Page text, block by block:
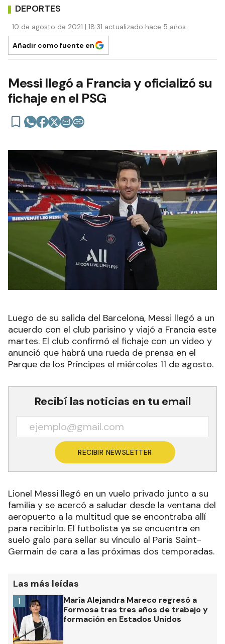
DEPORTES
10 de agosto de 2021 | 18:31 actualizado hace 5 años
Añadir como fuente en
Messi llegó a Francia y oficializó su
fichaje en el PSG
Luego de su salida del Barcelona, Messi llegó a un
acuerdo con el club parisino y viajó a Francia este
martes. El club confirmó el fichaje con un video y
anunció que habrá una rueda de prensa en el
Parque de los Príncipes el miércoles 11 de agosto.
Recibí las noticias en tu email
RECIBIR NEWSLETTER
Lionel Messi llegó en un vuelo privado junto a su
familia y se acercó a saludar desde la ventana del
aeropuerto a la multitud que se encontraba allí
para recibirlo. El futbolista ya se encuentra en
suelo galo para sellar su vínculo al Paris Saint-
Germain de cara a las próximas dos temporadas.
Las más leídas
María Alejandra Mareco regresó a
Formosa tras tres años de trabajo y
formación en Estados Unidos
1